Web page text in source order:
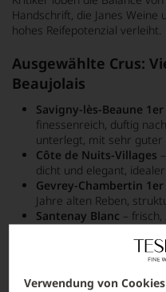
Verwendung von Cookies
Handschrift, die Janes
hohes Reifepotenzial verleiht.
Ausgewählte Crus:
Beaujolais
Savigny-lès-Beaune
finessenreich, duftig
unterlegt, mit sehr guter
Côte de Nuits-Villages
dicht und elegant,
Gevrey-Chambertin
Jahre alten Reben,
Santenay Blanc –
Buschreben, saftig,